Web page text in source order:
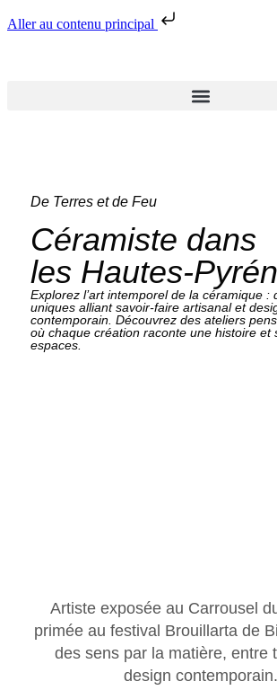
Aller au contenu principal
De Terres et de Feu
Céramiste dans
les Hautes-
Explorez l’art intemporel de la céramique :
uniques alliant savoir-faire artisanal et
contemporain. Découvrez des ateliers
où chaque création raconte une histoire et
espaces.
Artiste exposée au Carrousel
primée au festival Brouillarta de
des sens par la matière, entre
design contemporain.